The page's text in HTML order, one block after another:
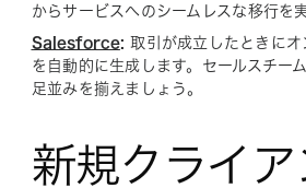
からサービスへのシームレスな移行を
Salesforce: 取引が成立したときにオ
を自動的に生成します。セールスチー
足並みを揃えましょう。
新規クライア